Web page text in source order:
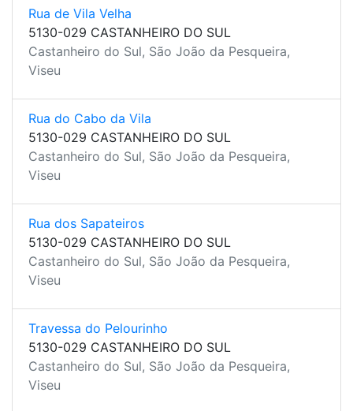
Rua de Vila Velha
5130-029 CASTANHEIRO DO SUL
Castanheiro do Sul, São João da Pesqueira,
Viseu
Rua do Cabo da Vila
5130-029 CASTANHEIRO DO SUL
Castanheiro do Sul, São João da Pesqueira,
Viseu
Rua dos Sapateiros
5130-029 CASTANHEIRO DO SUL
Castanheiro do Sul, São João da Pesqueira,
Viseu
Travessa do Pelourinho
5130-029 CASTANHEIRO DO SUL
Castanheiro do Sul, São João da Pesqueira,
Viseu